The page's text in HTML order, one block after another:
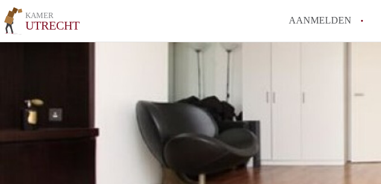
KAMER
UTRECHT AANMELDEN